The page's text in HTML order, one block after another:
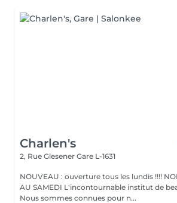
Charlen's
2, Rue Glesener Gare L-1631
NOUVEAU : ouverture tous les lundis !!!!
AU SAMEDI L'incontournable institut de beauté à Luxembourg.
Nous sommes connues pour n...